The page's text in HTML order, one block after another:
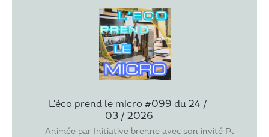
L'éco prend le micro #099 du 24 /
03 / 2026
Animée par Initiative brenne avec son invité Pascal